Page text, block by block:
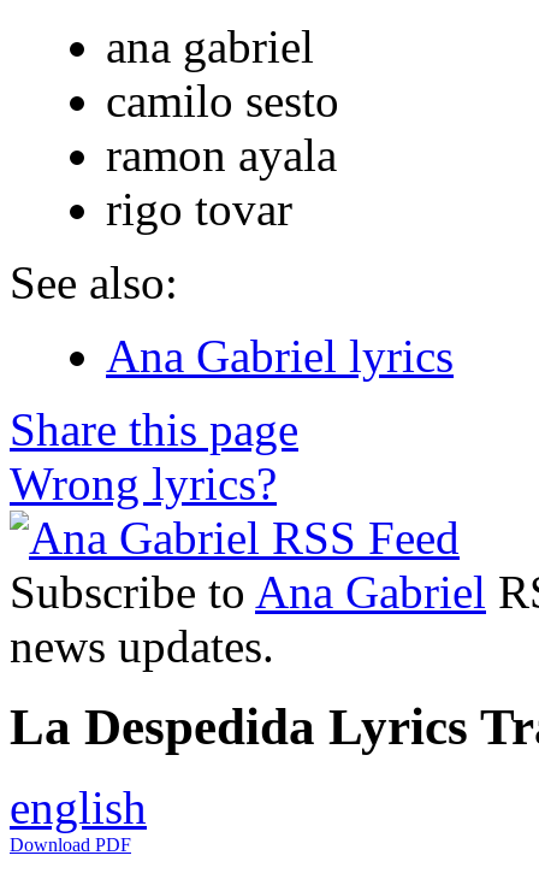
ana gabriel
camilo sesto
ramon ayala
rigo tovar
See also:
Ana Gabriel lyrics
Share this page
Wrong lyrics?
Subscribe to Ana Gabriel
news updates.
La Despedida Lyrics
english
Download PDF